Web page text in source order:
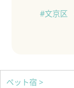
#文京区
ペット宿 >